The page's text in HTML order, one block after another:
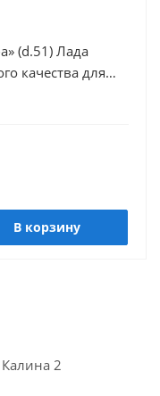
(d.51) Лада
качества для
В корзину
2